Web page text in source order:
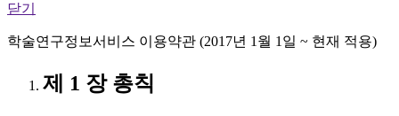
닫기
학술연구정보서비스 이용약관 (2017년 1월 1일 ~ 현재 적용)
제 1 장 총칙